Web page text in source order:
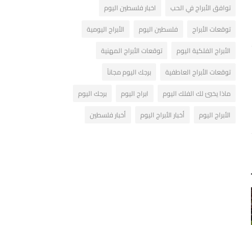
توافق الأبراج في الحب
اخبار فلسطين اليوم
توقعات الأبراج
فلسطين اليوم
الأبراج اليومية
الأبراج الفلكية اليوم
توقعات الأبراج المهنية
توقعات الأبراج العاطفية
برجك اليوم مجاناً
ماذا يخبئ لك الفلك اليوم
ابراج اليوم
برجك اليوم
الأبراج اليوم
أخبار الأبراج اليوم أخبار فلسطين